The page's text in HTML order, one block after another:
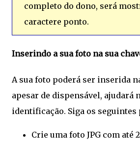
completo do dono, será
caractere ponto.
Inserindo a sua foto na sua
A sua foto poderá ser inserida
apesar de dispensável, ajudará
identificação. Siga os
Crie uma foto JPG com até